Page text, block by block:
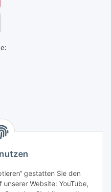
gestatten Sie den
Website: YouTube,